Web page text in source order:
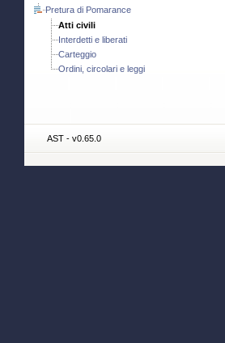
Pretura di Pomarance
Atti civili
Interdetti e liberati
Carteggio
Ordini, circolari e leggi
AST - v0.65.0